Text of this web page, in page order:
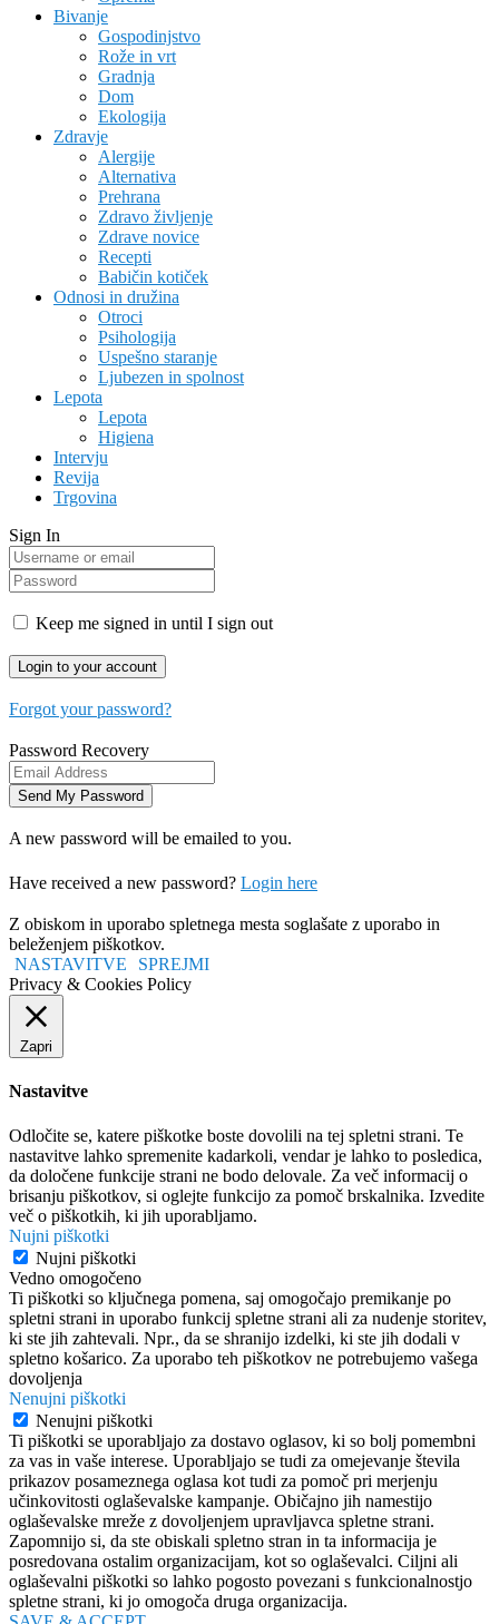
Bivanje
Gospodinjstvo
Rože in vrt
Gradnja
Dom
Ekologija
Zdravje
Alergije
Alternativa
Prehrana
Zdravo življenje
Zdrave novice
Recepti
Babičin kotiček
Odnosi in družina
Otroci
Psihologija
Uspešno staranje
Ljubezen in spolnost
Lepota
Lepota
Higiena
Intervju
Revija
Trgovina
Sign In
Keep me signed in until I sign out
Forgot your password?
Password Recovery
A new password will be emailed to you.
Have received a new password? Login here
Z obiskom in uporabo spletnega mesta soglašate z uporabo in
beleženjem piškotkov.
NASTAVITVE
SPREJMI
Privacy & Cookies Policy
Zapri
Nastavitve
Odločite se, katere piškotke boste dovolili na tej spletni strani. Te
nastavitve lahko spremenite kadarkoli, vendar je lahko to posledica,
da določene funkcije strani ne bodo delovale. Za več informacij o
brisanju piškotkov, si oglejte funkcijo za pomoč brskalnika. Izvedite
več o piškotkih, ki jih uporabljamo.
Nujni piškotki
Nujni piškotki
Vedno omogočeno
Ti piškotki so ključnega pomena, saj omogočajo premikanje po
spletni strani in uporabo funkcij spletne strani ali za nudenje storitev,
ki ste jih zahtevali. Npr., da se shranijo izdelki, ki ste jih dodali v
spletno košarico. Za uporabo teh piškotkov ne potrebujemo vašega
dovoljenja
Nenujni piškotki
Nenujni piškotki
Ti piškotki se uporabljajo za dostavo oglasov, ki so bolj pomembni
za vas in vaše interese. Uporabljajo se tudi za omejevanje števila
prikazov posameznega oglasa kot tudi za pomoč pri merjenju
učinkovitosti oglaševalske kampanje. Običajno jih namestijo
oglaševalske mreže z dovoljenjem upravljavca spletne strani.
Zapomnijo si, da ste obiskali spletno stran in ta informacija je
posredovana ostalim organizacijam, kot so oglaševalci. Ciljni ali
oglaševalni piškotki so lahko pogosto povezani s funkcionalnostjo
spletne strani, ki jo omogoča druga organizacija.